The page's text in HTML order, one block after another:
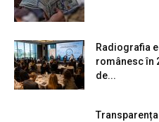
Radiografia
românesc în
de...